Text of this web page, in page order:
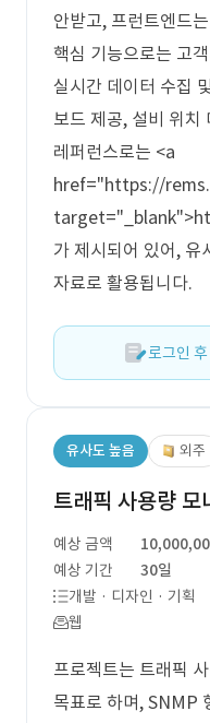
안받고, 프런트엔드
핵심 기능으로는 고
실시간 데이터 수집
보드 제공, 설비 위치
레퍼런스로는 <a
href="https://
가 제시되어 있어, 유
자료로 활용됩니다.
로그인
유사도 높음 외주
트래픽 사용량
예상 금액
예상 기간
30일
개발 · 디자인 · 기획
웹
프로젝트는 트래픽
목표로 하며, SNMP